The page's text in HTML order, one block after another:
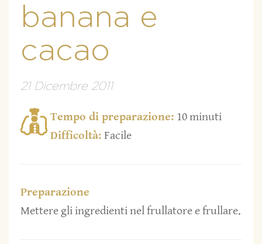
banana e
cacao
21 Dicembre 2011
Tempo di preparazione: 10 minuti
Difficoltà: Facile
Preparazione
Mettere gli ingredienti nel frullatore e frullare.